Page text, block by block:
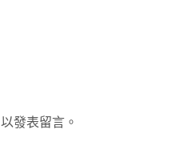
以發表留言。